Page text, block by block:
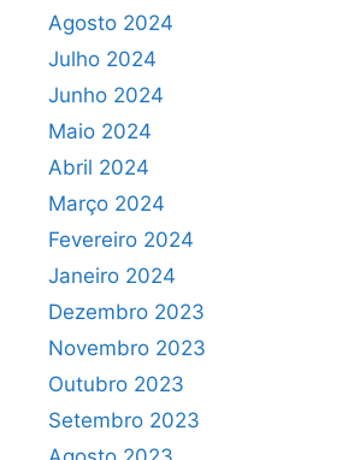
Agosto 2024
Julho 2024
Junho 2024
Maio 2024
Abril 2024
Março 2024
Fevereiro 2024
Janeiro 2024
Dezembro 2023
Novembro 2023
Outubro 2023
Setembro 2023